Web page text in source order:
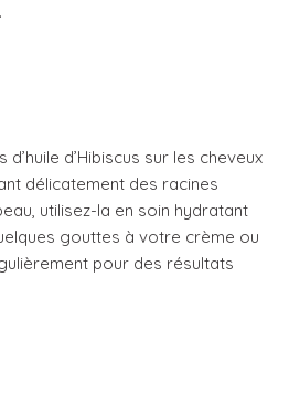
d’Hibiscus sur les cheveux
délicatement des racines
utilisez-la en soin hydratant
gouttes à votre crème ou
pour des résultats